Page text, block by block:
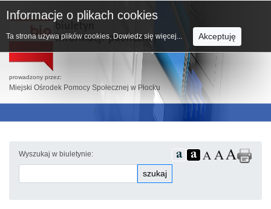
prowadzony przez:
Miejski Ośrodek Pomocy Społecznej w Płocku
Wyszukaj w biuletynie:
szukaj
Informacje o plikach cookies
Ta strona używa plików cookies. Dowiedz się więcej... Akceptuję